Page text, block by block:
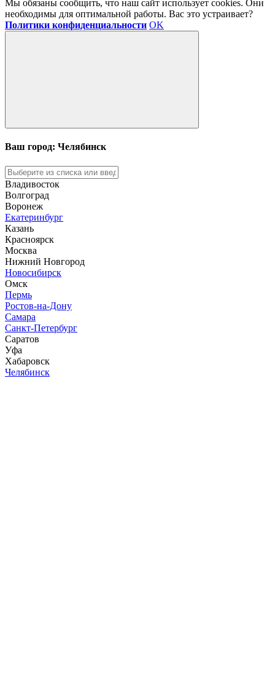
Мы обязаны сообщить, что наш сайт использует cookies. Они
необходимы для оптимальной работы. Вас это устраивает?
Политики конфиденциальности OK
Ваш город: Челябинск
Владивосток
Волгоград
Воронеж
Екатеринбург
Казань
Красноярск
Москва
Нижний Новгород
Новосибирск
Омск
Пермь
Ростов-на-Дону
Самара
Санкт-Петербург
Саратов
Уфа
Хабаровск
Челябинск